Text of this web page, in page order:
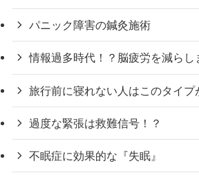
パニック障害の鍼灸施術
情報過多時代！？脳疲労を減らし
旅行前に寝れない人はこのタイプ
過度な緊張は救難信号！？
不眠症に効果的な『失眠』